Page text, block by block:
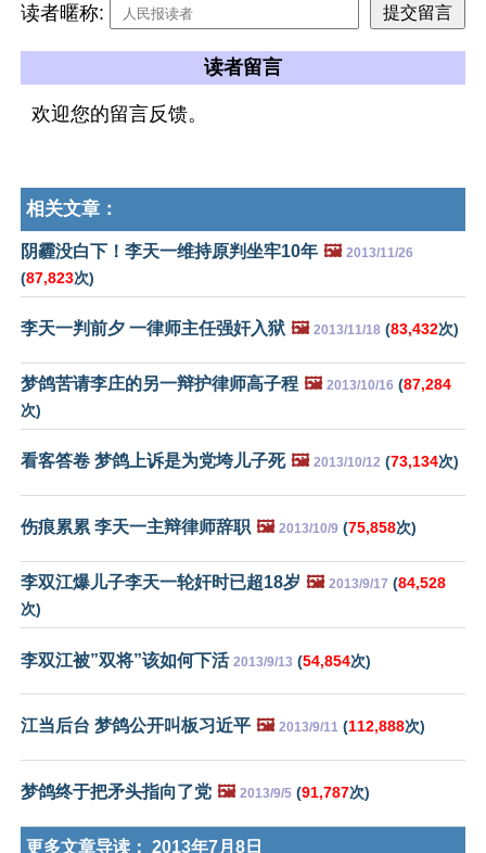
读者暱称:
读者留言
欢迎您的留言反馈。
相关文章：
阴霾没白下！李天一维持原判坐牢10年 🖼️ 2013/11/26
(87,823次)
李天一判前夕 一律师主任强奸入狱 🖼️ 2013/11/18 (83,432次)
梦鸽苦请李庄的另一辩护律师高子程 🖼️ 2013/10/16 (87,284
次)
看客答卷 梦鸽上诉是为党垮儿子死 🖼️ 2013/10/12 (73,134次)
伤痕累累 李天一主辩律师辞职 🖼️ 2013/10/9 (75,858次)
李双江爆儿子李天一轮奸时已超18岁 🖼️ 2013/9/17 (84,528
次)
李双江被”双将”该如何下活 2013/9/13 (54,854次)
江当后台 梦鸽公开叫板习近平 🖼️ 2013/9/11 (112,888次)
梦鸽终于把矛头指向了党 🖼️ 2013/9/5 (91,787次)
更多文章导读： 2013年7月8日